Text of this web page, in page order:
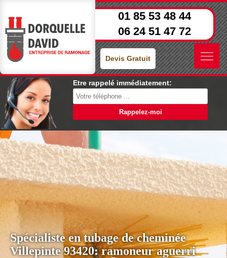
01 85 53 48 44
06 24 51 47 72
Devis Gratuit
Etre rappelé immédiatement:
Spécialiste en tubage de cheminée
Villepinte 93420: ramoneur aguerri